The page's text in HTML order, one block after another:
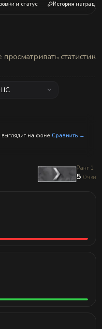
и статус История наград
статистику
выглядит на фоне Сравнить →
Ранг 1
5 Очки